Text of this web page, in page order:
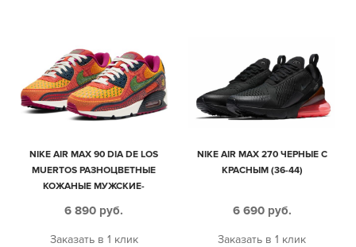
NIKE AIR MAX 90 DIA DE LOS
MUERTOS РАЗНОЦВЕТНЫЕ
КОЖАНЫЕ МУЖСКИЕ-
6 890 руб.
Заказать в 1 клик
NIKE AIR MAX 270 ЧЕРНЫЕ С
КРАСНЫМ (36-44)
6 690 руб.
Заказать в 1 клик